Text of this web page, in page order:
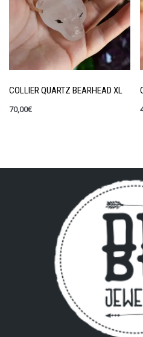
COLLIER QUARTZ BEARHEAD XL
70,00€